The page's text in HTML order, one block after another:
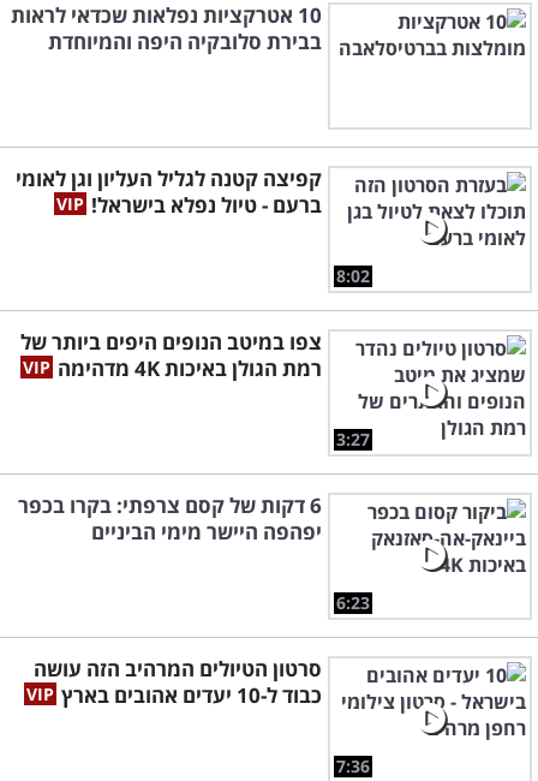
10 אטרקציות נפלאות שכדאי לראות
בבירת סלובקיה היפה והמיוחדת
8:02
קפיצה קטנה לגליל העליון וגן לאומי
ברעם - טיול נפלא בישראל!
3:27
צפו במיטב הנופים היפים ביותר של
רמת הגולן באיכות 4K מדהימה
6:23
6 דקות של קסם צרפתי: בקרו בכפר
יפהפה היישר מימי הביניים
7:36
סרטון הטיולים המרהיב הזה עושה
כבוד ל-10 יעדים אהובים בארץ